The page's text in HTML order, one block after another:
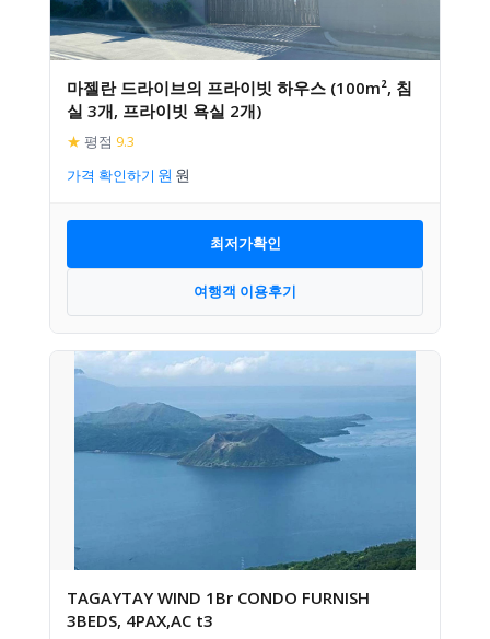
마젤란 드라이브의 프라이빗 하우스 (100m², 침
실 3개, 프라이빗 욕실 2개)
★ 평점 9.3
가격 확인하기
최저가확인
여행객 이용후기
TAGAYTAY WIND 1Br CONDO FURNISH
3BEDS, 4PAX,AC t3